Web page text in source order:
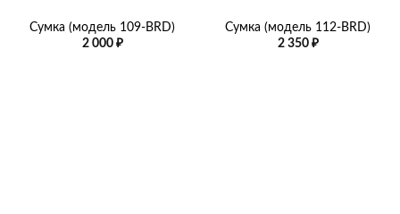
Сумка (модель 109-BRD)
2 000 ₽
Сумка (модель 112-BRD)
2 350 ₽